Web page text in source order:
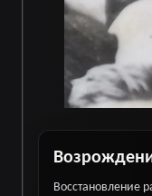
Восстановление